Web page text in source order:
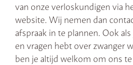
van onze verloskundigen via
website. Wij nemen dan
afspraak in te plannen. Ook
en vragen hebt over zwanger
ben je altijd welkom om ons